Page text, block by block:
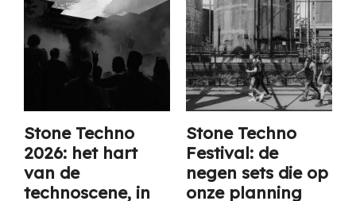
Stone Techno
2026: het hart
van de
technoscene, in
Stone Techno
Festival: de
negen sets die op
onze planning